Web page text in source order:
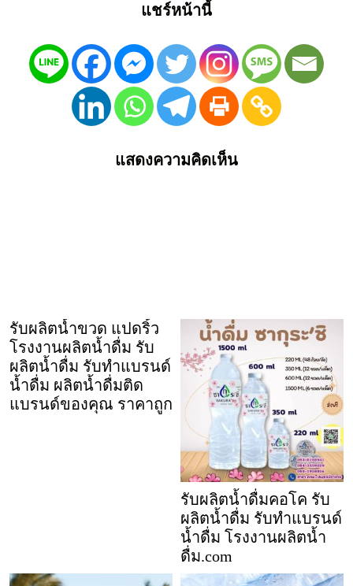
แชร์หน้านี้
แสดงความคิดเห็น
รับผลิตน้ำขวด แปดริ้ว
โรงงานผลิตน้ำดื่ม รับ
ผลิตน้ำดื่ม รับทำแบรนด์
น้ำดื่ม ผลิตน้ำดื่มติด
แบรนด์ของคุณ ราคาถูก
รับผลิตน้ำดื่มคอโค รับ
ผลิตน้ำดื่ม รับทำแบรนด์
น้ำดื่ม โรงงานผลิตน้ำ
ดื่ม.com